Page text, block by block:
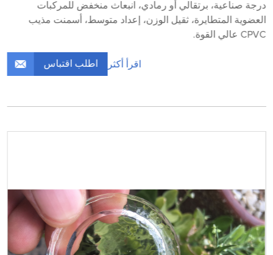
درجة صناعية، برتقالي أو رمادي، انبعاث منخفض للمركبات
العضوية المتطايرة، ثقيل الوزن، إعداد متوسط، أسمنت مذيب
CPVC عالي القوة.
اقرأ أكثر اطلب اقتباس